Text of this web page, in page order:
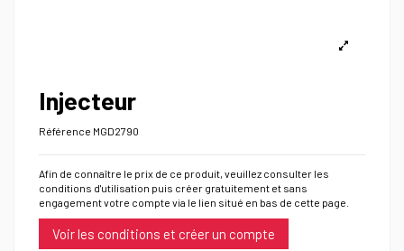
Injecteur
Référence MGD2790
Afin de connaître le prix de ce produit, veuillez consulter les
conditions d'utilisation puis créer gratuitement et sans
engagement votre compte via le lien situé en bas de cette page.
Voir les conditions et créer un compte